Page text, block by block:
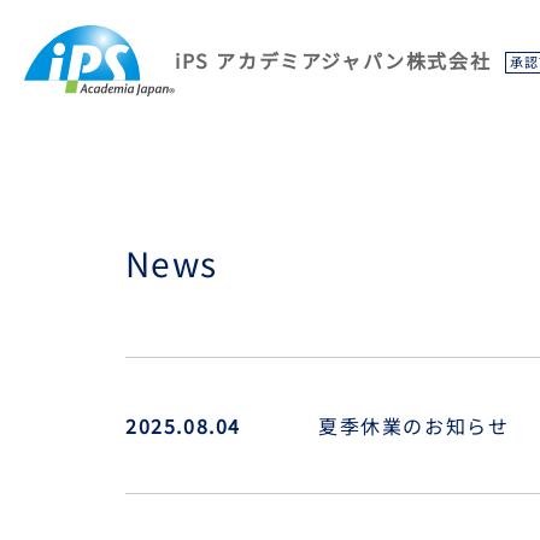
iPS アカデミアジャパン株式会社 承認
News
2025.08.04 夏季休業のお知らせ